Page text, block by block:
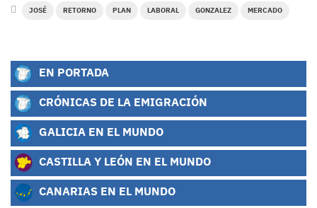
JOSÉ RETORNO PLAN LABORAL GONZALEZ MERCADO
EN PORTADA
CRÓNICAS DE LA EMIGRACIÓN
GALICIA EN EL MUNDO
CASTILLA Y LEÓN EN EL MUNDO
CANARIAS EN EL MUNDO